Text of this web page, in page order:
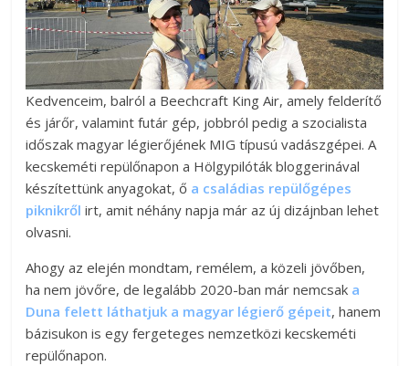
Kedvenceim, balról a Beechcraft King Air, amely felderítő
és járőr, valamint futár gép, jobbról pedig a szocialista
időszak magyar légierőjének MIG típusú vadászgépei. A
kecskeméti repülőnapon a Hölgypilóták bloggerinával
készítettünk anyagokat, ő a családias repülőgépes
piknikről irt, amit néhány napja már az új dizájnban lehet
olvasni.
Ahogy az elején mondtam, remélem, a közeli jövőben,
ha nem jövőre, de legalább 2020-ban már nemcsak a
Duna felett láthatjuk a magyar légierő gépeit, hanem
bázisukon is egy fergeteges nemzetközi kecskeméti
repülőnapon.